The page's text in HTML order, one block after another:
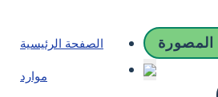
الصفحة الرئيسية
موارد
المصورة